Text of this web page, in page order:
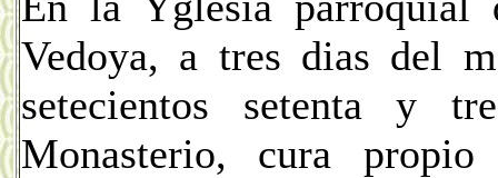
Vedoya, a tres dias del
setecientos setenta y
Monasterio, cura